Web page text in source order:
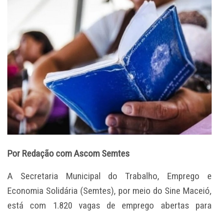
Por Redação com Ascom Semtes
A Secretaria Municipal do Trabalho, Emprego e
Economia Solidária (Semtes), por meio do Sine Maceió,
está com 1.820 vagas de emprego abertas para